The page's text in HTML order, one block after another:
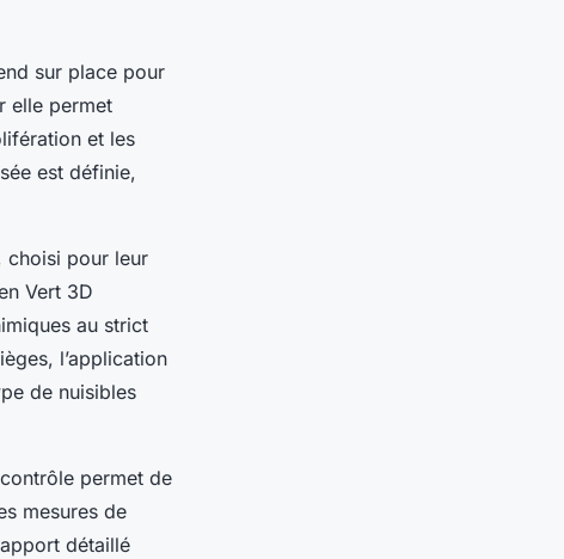
sur place pour
elle permet
et les
est définie,
choisi pour leur
Vert 3D
au strict
l’application
de nuisibles
permet de
mesures de
détaillé